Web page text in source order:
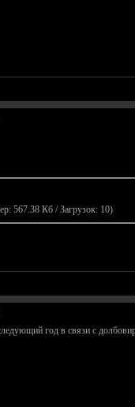
567.38 Кб / Загрузок: 10)
год в связи с